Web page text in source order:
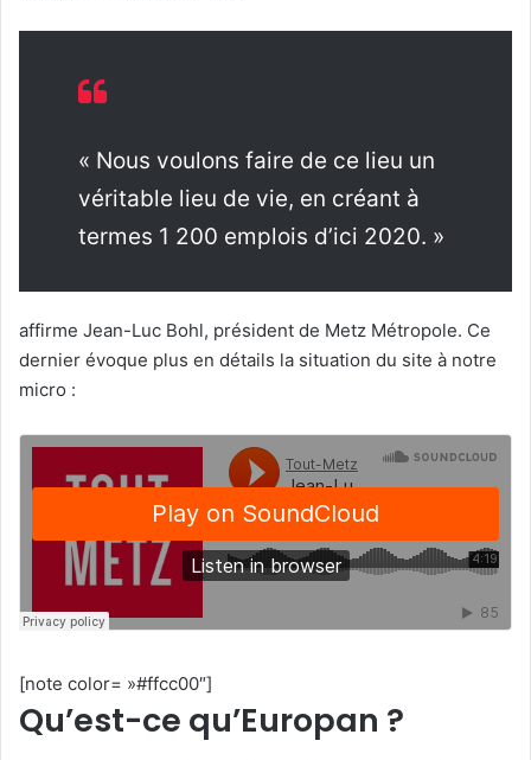
« Nous voulons faire de ce lieu un
véritable lieu de vie, en créant à
termes 1 200 emplois d’ici 2020. »
affirme Jean-Luc Bohl, président de Metz Métropole. Ce
dernier évoque plus en détails la situation du site à notre
micro :
[note color= »#ffcc00″]
Qu’est-ce qu’Europan ?